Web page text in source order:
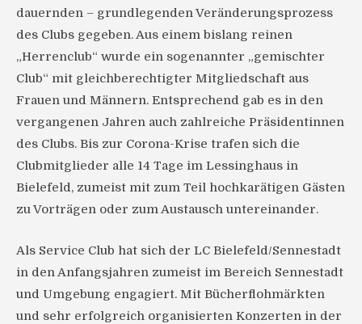
dauernden – grundlegenden Veränderungsprozess
des Clubs gegeben. Aus einem bislang reinen
„Herrenclub“ wurde ein sogenannter „gemischter
Club“ mit gleichberechtigter Mitgliedschaft aus
Frauen und Männern. Entsprechend gab es in den
vergangenen Jahren auch zahlreiche Präsidentinnen
des Clubs. Bis zur Corona-Krise trafen sich die
Clubmitglieder alle 14 Tage im Lessinghaus in
Bielefeld, zumeist mit zum Teil hochkarätigen Gästen
zu Vorträgen oder zum Austausch untereinander.
Als Service Club hat sich der LC Bielefeld/Sennestadt
in den Anfangsjahren zumeist im Bereich Sennestadt
und Umgebung engagiert. Mit Bücherflohmärkten
und sehr erfolgreich organisierten Konzerten in der